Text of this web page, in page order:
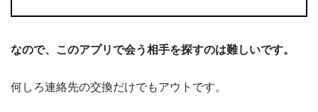
なので、このアプリで会う相手を探すのは難しいです。
何しろ連絡先の交換だけでもアウトです。